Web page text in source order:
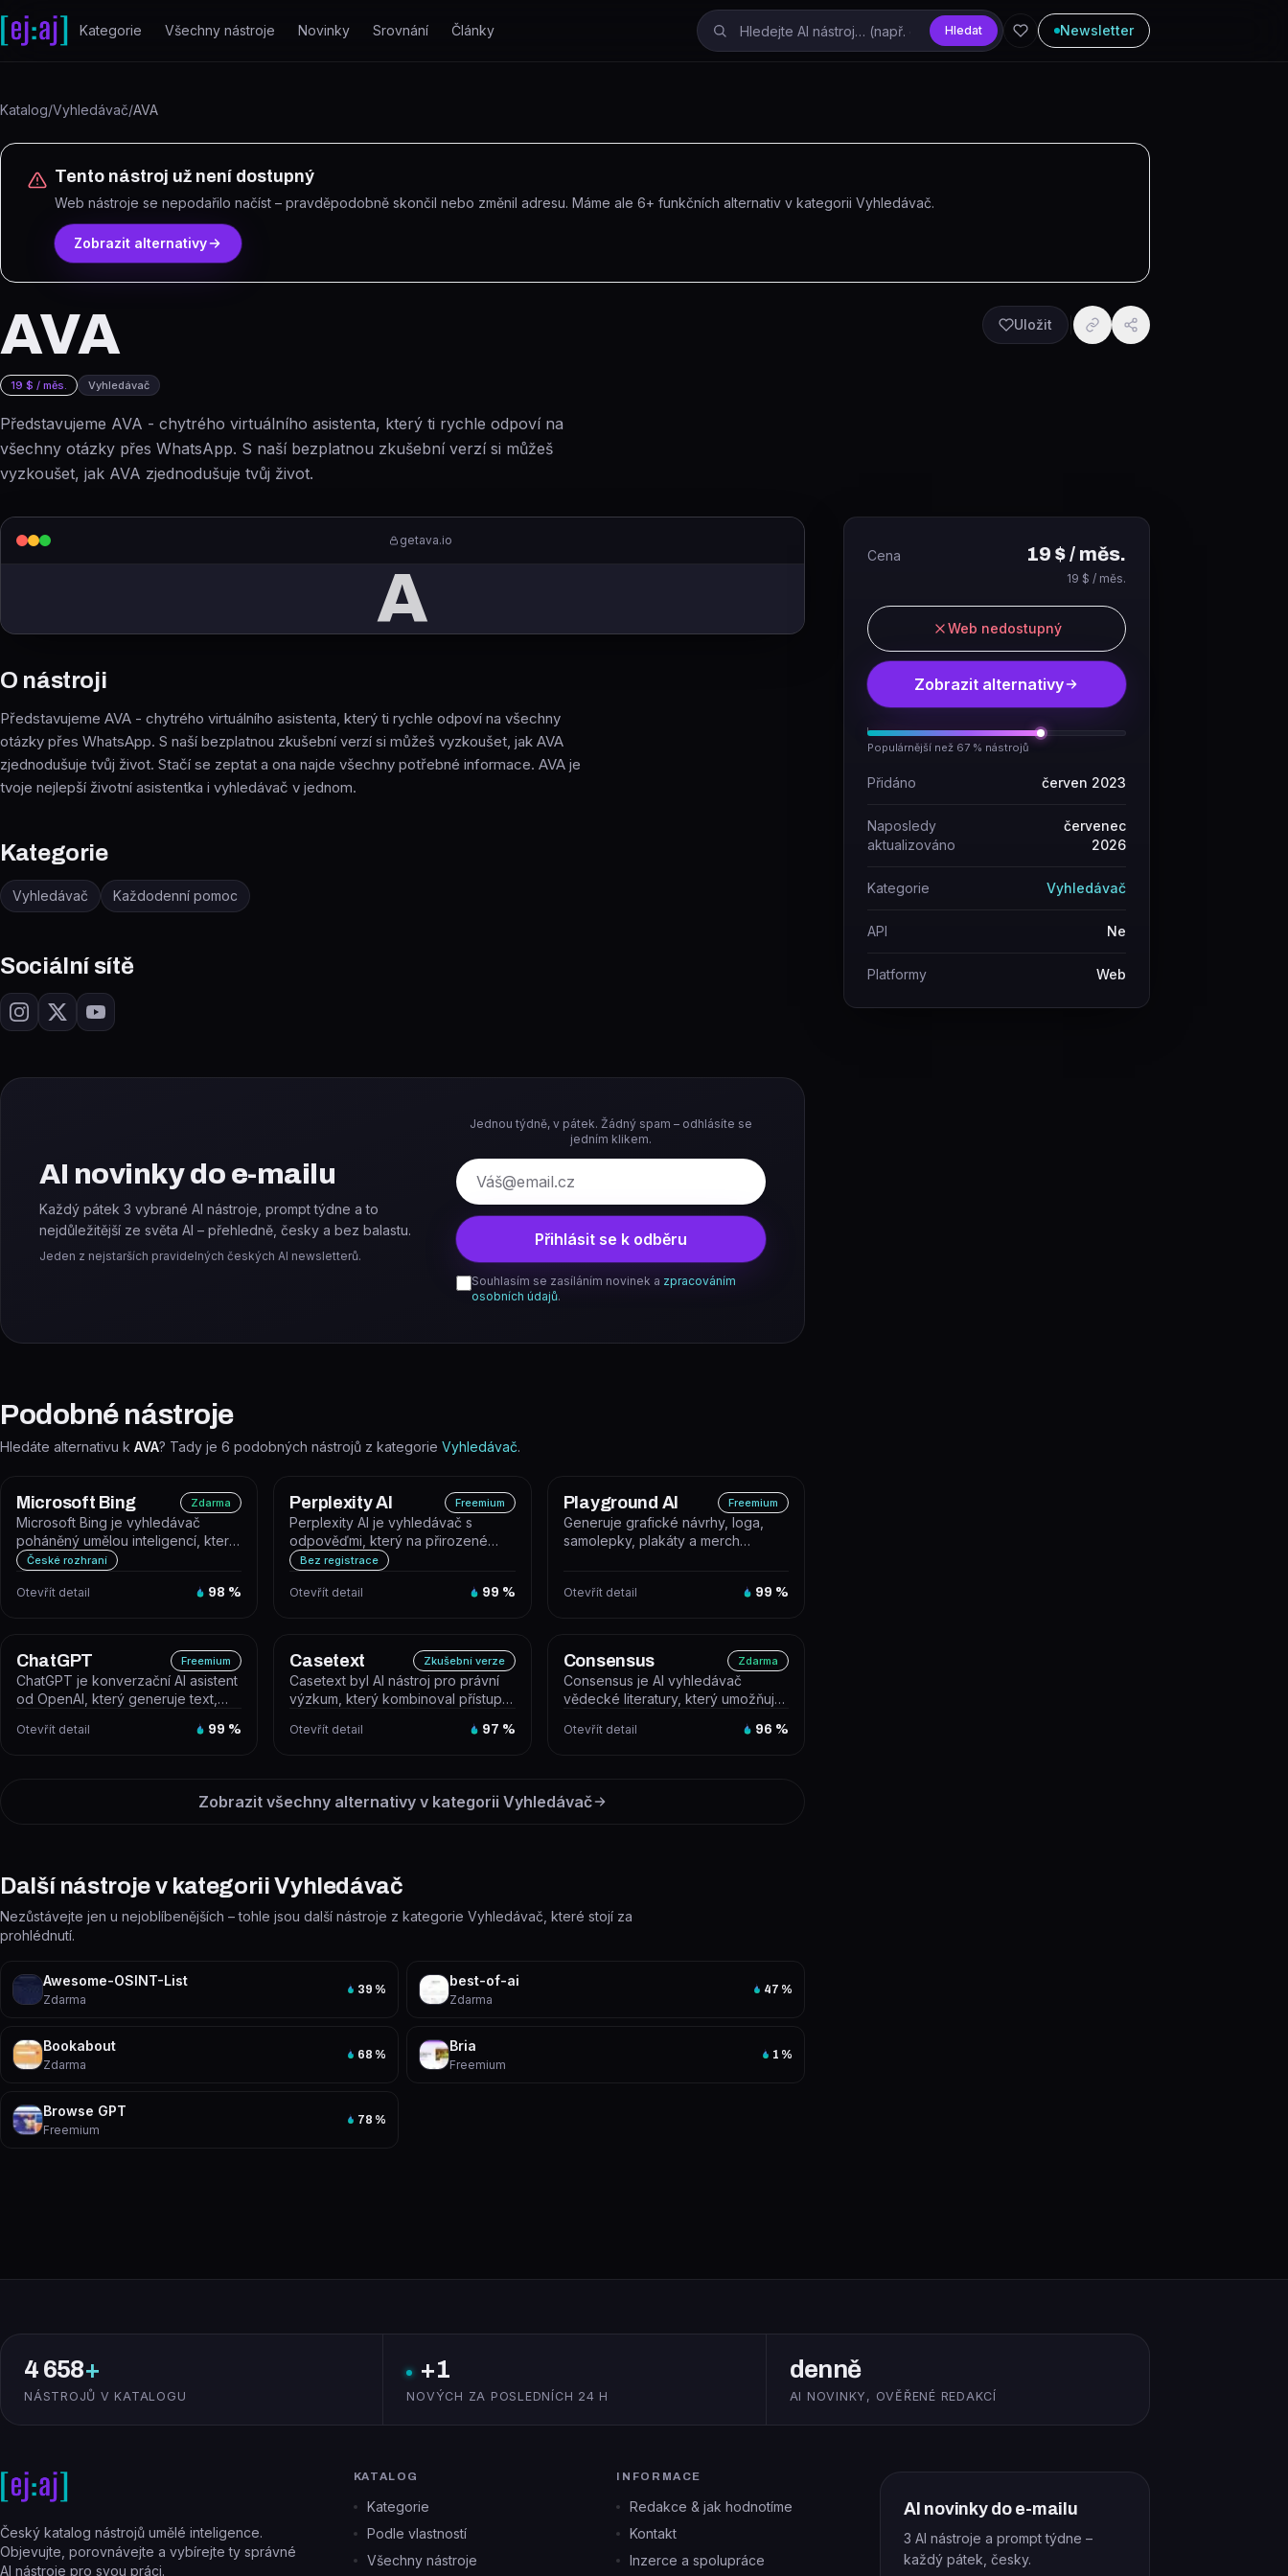
Přeskočit na obsah
Kategorie Všechny nástroje Novinky Srovnání Články Hledat Newsletter
Katalog/Vyhledávač/AVA
Tento nástroj už není dostupný
Web nástroje se nepodařilo načíst – pravděpodobně skončil nebo změnil adresu. Máme ale 6+ funkčních alternativ v kategorii Vyhledávač.
Zobrazit alternativy
AVA
19 $ / měs. Vyhledávač
Představujeme AVA - chytrého virtuálního asistenta, který ti rychle odpoví na
všechny otázky přes WhatsApp. S naší bezplatnou zkušební verzí si můžeš
vyzkoušet, jak AVA zjednodušuje tvůj život.
Uložit
getava.io
A
O nástroji
Představujeme AVA - chytrého virtuálního asistenta, který ti rychle odpoví na všechny
otázky přes WhatsApp. S naší bezplatnou zkušební verzí si můžeš vyzkoušet, jak AVA
zjednodušuje tvůj život. Stačí se zeptat a ona najde všechny potřebné informace. AVA je
tvoje nejlepší životní asistentka i vyhledávač v jednom.
Kategorie
Vyhledávač Každodenní pomoc
Sociální sítě
AI novinky do e-mailu
Každý pátek 3 vybrané AI nástroje, prompt týdne a to
nejdůležitější ze světa AI – přehledně, česky a bez balastu.
Jeden z nejstarších pravidelných českých AI newsletterů.
Jednou týdně, v pátek. Žádný spam – odhlásíte se
jedním klikem.
E-mail
Přihlásit se k odběru
Souhlasím se zasíláním novinek a zpracováním
osobních údajů.
Podobné nástroje
Hledáte alternativu k AVA? Tady je 6 podobných nástrojů z kategorie Vyhledávač.
Microsoft Bing Zdarma
Microsoft Bing je vyhledávač
poháněný umělou inteligencí, který
kombinuje klasické webové
České rozhraní
Otevřít detail 98 %
Perplexity AI Freemium
Perplexity AI je vyhledávač s
odpověďmi, který na přirozené
dotazy reaguje přímými odpověďmi
Bez registrace
Otevřít detail 99 %
Playground AI Freemium
Generuje grafické návrhy, loga,
samolepky, plakáty a merch
Otevřít detail 99 %
ChatGPT Freemium
ChatGPT je konverzační AI asistent
od OpenAI, který generuje text,
Otevřít detail 99 %
Casetext Zkušební verze
Casetext byl AI nástroj pro právní
výzkum, který kombinoval přístup k
Otevřít detail 97 %
Consensus Zdarma
Consensus je AI vyhledávač
vědecké literatury, který umožňuje
a...
Otevřít detail 96 %
Zobrazit všechny alternativy v kategorii Vyhledávač
Další nástroje v kategorii Vyhledávač
Nezůstávejte jen u nejoblíbenějších – tohle jsou další nástroje z kategorie Vyhledávač, které stojí za
prohlédnutí.
Awesome-OSINT-List
Zdarma
39 %
best-of-ai
Zdarma
47 %
Bookabout
Zdarma
68 %
Bria
Freemium
1 %
Browse GPT
Freemium
78 %
Cena 19 $ / měs.
19 $ / měs.
Web nedostupný
Zobrazit alternativy
Populárnější než 67 % nástrojů
Přidáno červen 2023
Naposledy
aktualizováno
červenec
2026
Kategorie Vyhledávač
API Ne
Platformy Web
4 658+
NÁSTROJŮ V KATALOGU
+1
NOVÝCH ZA POSLEDNÍCH 24 H
denně
AI NOVINKY, OVĚŘENÉ REDAKCÍ
Český katalog nástrojů umělé inteligence.
Objevujte, porovnávejte a vybírejte ty správné
AI nástroje pro svou práci.
KATALOG
Kategorie
Podle vlastností
Všechny nástroje
INFORMACE
Redakce & jak hodnotíme
Kontakt
Inzerce a spolupráce
AI novinky do e-mailu
3 AI nástroje a prompt týdne –
každý pátek, česky.